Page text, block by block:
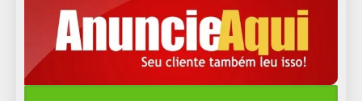
11 de agosto
Terça-Feira